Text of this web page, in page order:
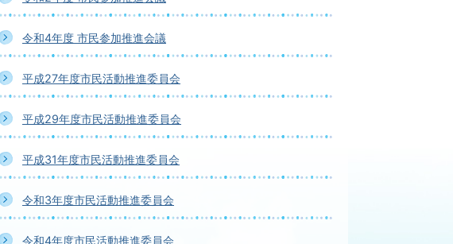
令和4年度 市民参加推進会議
平成27年度市民活動推進委員会
平成29年度市民活動推進委員会
平成31年度市民活動推進委員会
令和3年度市民活動推進委員会
令和4年度市民活動推進委員会